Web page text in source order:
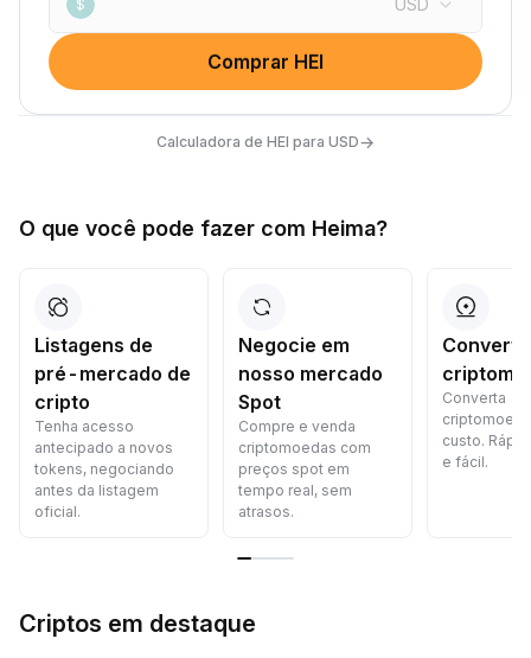
$ USD
Comprar HEI
Calculadora de HEI para USD→
O que você pode fazer com Heima?
Listagens de
pré-mercado de
cripto
Tenha acesso
antecipado a novos
tokens, negociando
antes da listagem
oficial.
Negocie em
nosso mercado
Spot
Compre e venda
criptomoedas com
preços spot em
tempo real, sem
atrasos.
Converta
custo.
e fácil.
Criptos em destaque